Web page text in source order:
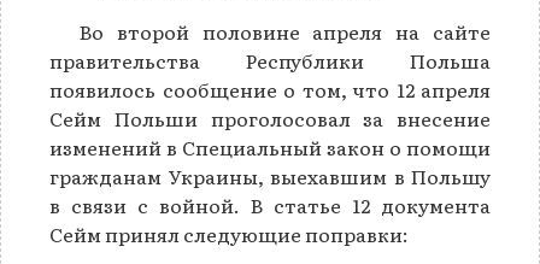
Во второй половине апреля на сайте
правительства Республики Польша
появилось сообщение о том, что 12 апреля
Сейм Польши проголосовал за внесение
изменений в Специальный закон о помощи
гражданам Украины, выехавшим в Польшу
в связи с войной. В статье 12 документа
Сейм принял следующие поправки: